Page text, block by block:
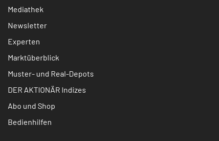
Mediathek
Newsletter
Experten
Marktüberblick
Muster- und Real-Depots
DER AKTIONÄR Indizes
Abo und Shop
Bedienhilfen